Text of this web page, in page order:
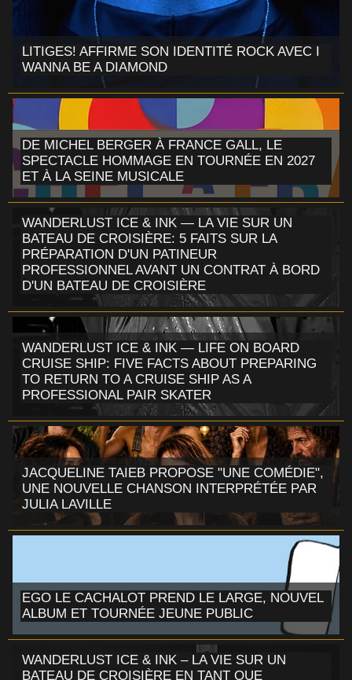
LITIGES! AFFIRME SON IDENTITÉ ROCK AVEC I
WANNA BE A DIAMOND
DE MICHEL BERGER À FRANCE GALL, LE
SPECTACLE HOMMAGE EN TOURNÉE EN 2027
ET À LA SEINE MUSICALE
WANDERLUST ICE & INK — LA VIE SUR UN
BATEAU DE CROISIÈRE: 5 FAITS SUR LA
PRÉPARATION D'UN PATINEUR
PROFESSIONNEL AVANT UN CONTRAT À BORD
D'UN BATEAU DE CROISIÈRE
WANDERLUST ICE & INK — LIFE ON BOARD
CRUISE SHIP: FIVE FACTS ABOUT PREPARING
TO RETURN TO A CRUISE SHIP AS A
PROFESSIONAL PAIR SKATER
JACQUELINE TAIEB PROPOSE "UNE COMÉDIE",
UNE NOUVELLE CHANSON INTERPRÉTÉE PAR
JULIA LAVILLE
EGO LE CACHALOT PREND LE LARGE, NOUVEL
ALBUM ET TOURNÉE JEUNE PUBLIC
WANDERLUST ICE & INK – LA VIE SUR UN
BATEAU DE CROISIÈRE EN TANT QUE